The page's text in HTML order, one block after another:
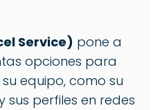
Service) pone a
opciones para
equipo, como su
perfiles en redes